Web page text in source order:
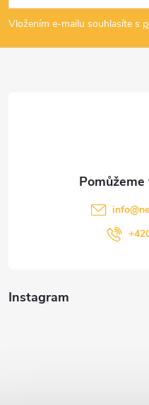
pVložením e-mailu souhlasíte s
Instagram
info@